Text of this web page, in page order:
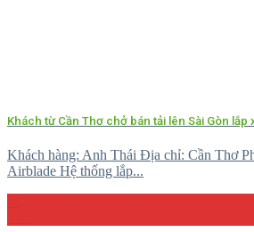
Khách từ Cần Thơ chở bán tải lên Sài Gòn lắp
Khách hàng: Anh Thái Địa chỉ: Cần Thơ
Airblade Hệ thống lắp...